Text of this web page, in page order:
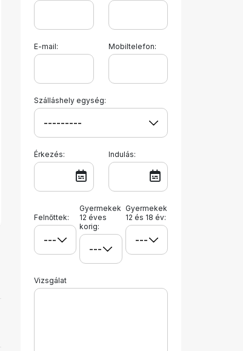
E-mail: Mobiltelefon:
Szálláshely egység:
Érkezés: Indulás:
Felnőttek:
Gyermekek
12 éves
korig:
Gyermekek
12 és 18 év:
Vizsgálat